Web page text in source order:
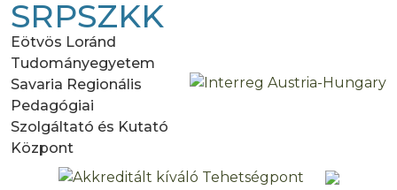
SRPSZKK
Eötvös Loránd
Tudományegyetem
Savaria Regionális
Pedagógiai
Szolgáltató és Kutató
Központ